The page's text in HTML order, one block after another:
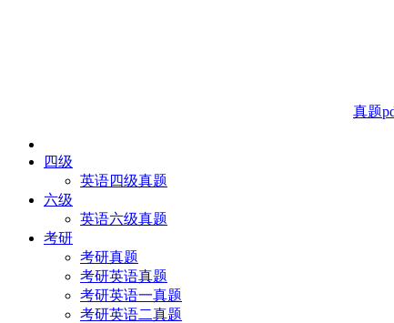
真题
四级
英语四级真题
六级
英语六级真题
考研
考研真题
考研英语真题
考研英语一真题
考研英语二真题